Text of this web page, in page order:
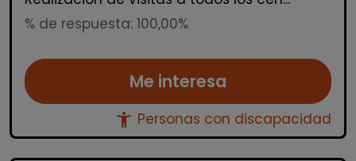
% de respuesta: 100,00%
Me interesa
accessibility_new Personas con discapacidad